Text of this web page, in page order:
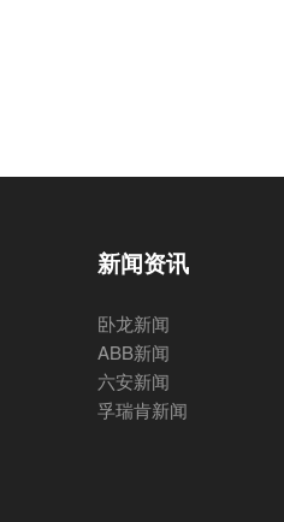
新闻资讯
卧龙新闻
ABB新闻
六安新闻
孚瑞肯新闻